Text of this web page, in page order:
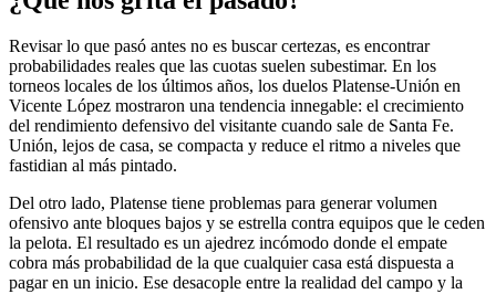
Revisar lo que pasó antes no es buscar certezas, es encontrar
probabilidades reales que las cuotas suelen subestimar. En los
torneos locales de los últimos años, los duelos Platense-Unión en
Vicente López mostraron una tendencia innegable: el crecimiento
del rendimiento defensivo del visitante cuando sale de Santa Fe.
Unión, lejos de casa, se compacta y reduce el ritmo a niveles que
fastidian al más pintado.
Del otro lado, Platense tiene problemas para generar volumen
ofensivo ante bloques bajos y se estrella contra equipos que le ceden
la pelota. El resultado es un ajedrez incómodo donde el empate
cobra más probabilidad de la que cualquier casa está dispuesta a
pagar en un inicio. Ese desacople entre la realidad del campo y la